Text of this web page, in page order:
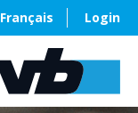
Français Login